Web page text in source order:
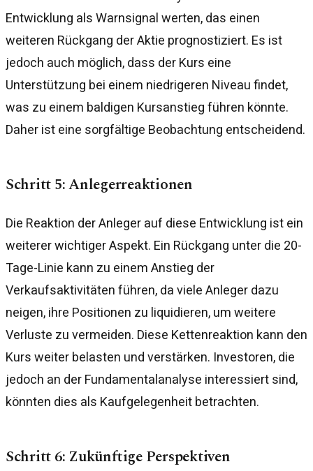
Entwicklung als Warnsignal werten, das einen
weiteren Rückgang der Aktie prognostiziert. Es ist
jedoch auch möglich, dass der Kurs eine
Unterstützung bei einem niedrigeren Niveau findet,
was zu einem baldigen Kursanstieg führen könnte.
Daher ist eine sorgfältige Beobachtung entscheidend.
Schritt 5: Anlegerreaktionen
Die Reaktion der Anleger auf diese Entwicklung ist ein
weiterer wichtiger Aspekt. Ein Rückgang unter die 20-
Tage-Linie kann zu einem Anstieg der
Verkaufsaktivitäten führen, da viele Anleger dazu
neigen, ihre Positionen zu liquidieren, um weitere
Verluste zu vermeiden. Diese Kettenreaktion kann den
Kurs weiter belasten und verstärken. Investoren, die
jedoch an der Fundamentalanalyse interessiert sind,
könnten dies als Kaufgelegenheit betrachten.
Schritt 6: Zukünftige Perspektiven